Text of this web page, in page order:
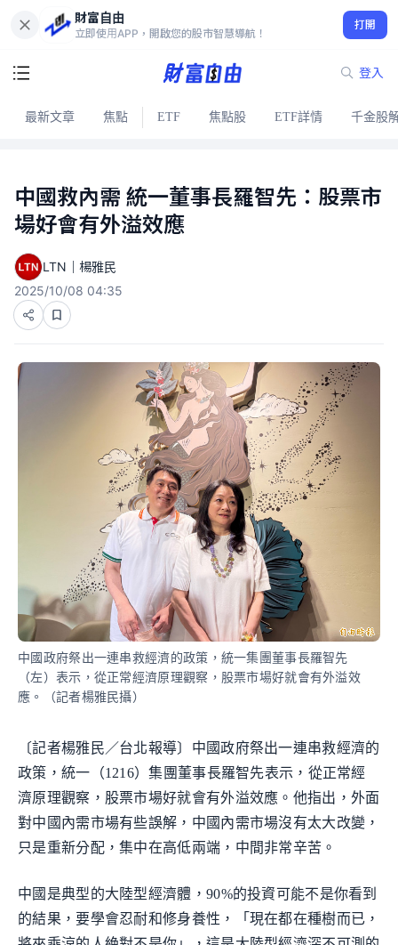
財富自由
立即使用APP，開啟您的股市智慧導航！
打開
登入
最新文章 焦點 ETF 焦點股 ETF詳情 千金股
中國救內需 統一董事長羅智先：股票市
場好會有外溢效應
LTN｜楊雅民
2025/10/08 04:35
中國政府祭出一連串救經濟的政策，統一集團董事長羅智先
（左）表示，從正常經濟原理觀察，股票市場好就會有外溢效
應。（記者楊雅民攝）
〔記者楊雅民／台北報導〕中國政府祭出一連串救經濟的
政策，統一（1216）集團董事長羅智先表示，從正常經
濟原理觀察，股票市場好就會有外溢效應。他指出，外面
對中國內需市場有些誤解，中國內需市場沒有太大改變，
只是重新分配，集中在高低兩端，中間非常辛苦。
中國是典型的大陸型經濟體，90%的投資可能不是你看到
的結果，要學會忍耐和修身養性，「現在都在種樹而已，